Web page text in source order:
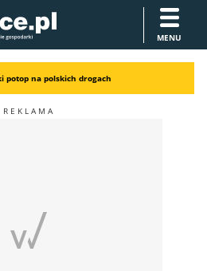
MENU
potop na polskich drogach